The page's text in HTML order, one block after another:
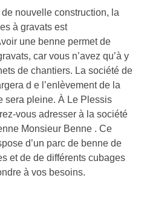
nouvelle construction, la
à gravats est
une benne permet de
car vous n’avez qu’à y
de chantiers. La société de
d e l’enlèvement de la
sera pleine. À Le Plessis
vous adresser à la société
Monsieur Benne . Ce
d’un parc de benne de
et de de différents cubages
à vos besoins.